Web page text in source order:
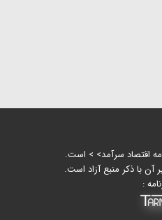
اقتصاد سرآمد> > است.
آن با ذکر منبع آزاد است.
: